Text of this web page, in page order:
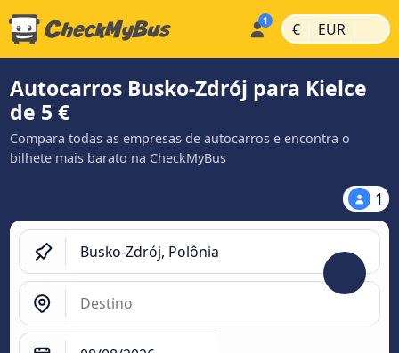
€ | EUR |
Autocarros Busko-Zdrój para Kielce
de 5 €
Compara todas as empresas de autocarros e encontra o
bilhete mais barato na CheckMyBus
1